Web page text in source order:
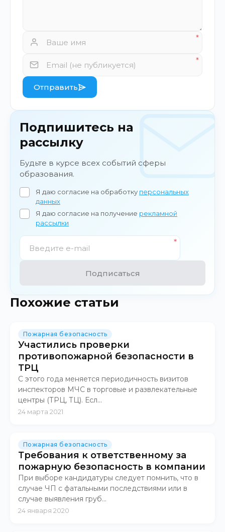
Отправить
Подпишитесь на
рассылку
Будьте в курсе всех событий сферы
образования.
Я даю согласие на обработку персональных
данных
Я даю согласие на получение рекламной
рассылки
Подписаться
Похожие статьи
Пожарная безопасность
Участились проверки
противопожарной безопасности в
ТРЦ
С этого года меняется периодичность визитов
инспекторов МЧС в торговые и развлекательные
центры (ТРЦ, ТЦ). Есл...
24 марта 2021
Пожарная безопасность
Требования к ответственному за
пожарную безопасность в компании
При выборе кандидатуры следует помнить, что в
случае ЧП с фатальными последствиями или в
случае выявления груб...
24 января 2020